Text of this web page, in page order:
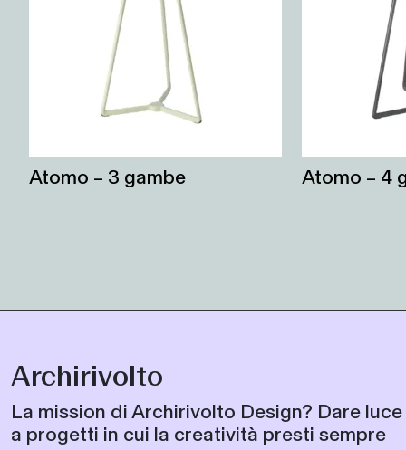
Atomo – 3 gambe Atomo – 4
Archirivolto
La mission di Archirivolto Design? Dare luce
a progetti in cui la creatività presti sempre